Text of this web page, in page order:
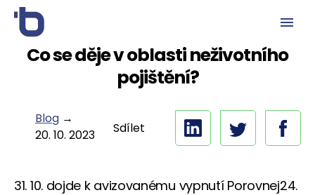
Co se děje v oblasti neživotního
pojištění?
Blog →
20. 10. 2023
Sdílet
31. 10. dojde k avizovanému vypnutí Porovnej24.